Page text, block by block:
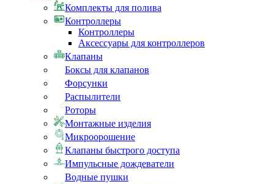
Комплекты для полива
Контроллеры
Контроллеры
Аксессуары для контроллеров
Клапаны
Боксы для клапанов
Форсунки
Распылители
Роторы
Монтажные изделия
Микроорошение
Клапаны быстрого доступа
Импульсные дождеватели
Водные пушки